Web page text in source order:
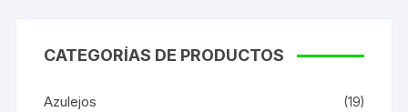
CATEGORÍAS DE PRODUCTOS
Azulejos (19)